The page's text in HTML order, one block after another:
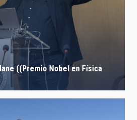
ORDENAR POR ORDEN
((Premio Nobel en Física